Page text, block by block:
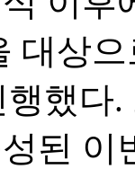
대상
했다
된 이